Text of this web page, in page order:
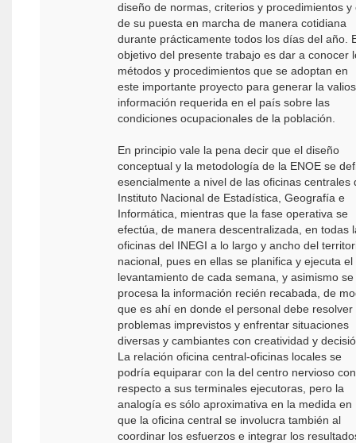
diseño de normas, criterios y procedimientos y
de su puesta en marcha de manera cotidiana
durante prácticamente todos los días del año.
objetivo del presente trabajo es dar a conocer
métodos y procedimientos que se adoptan en
este importante proyecto para generar la
información requerida en el país sobre las
condiciones ocupacionales de la población.
En principio vale la pena decir que el diseño
conceptual y la metodología de la ENOE se
esencialmente a nivel de las oficinas centrales del
Instituto Nacional de Estadística, Geografía e
Informática, mientras que la fase operativa se
efectúa, de manera descentralizada, en todas
oficinas del INEGI a lo largo y ancho del
nacional, pues en ellas se planifica y ejecuta el
levantamiento de cada semana, y asimismo se
procesa la información recién recabada, de
que es ahí en donde el personal debe resolver
problemas imprevistos y enfrentar situaciones
diversas y cambiantes con creatividad y
La relación oficina central-oficinas locales se
podría equiparar con la del centro nervioso con
respecto a sus terminales ejecutoras, pero la
analogía es sólo aproximativa en la medida en
que la oficina central se involucra también al
coordinar los esfuerzos e integrar los